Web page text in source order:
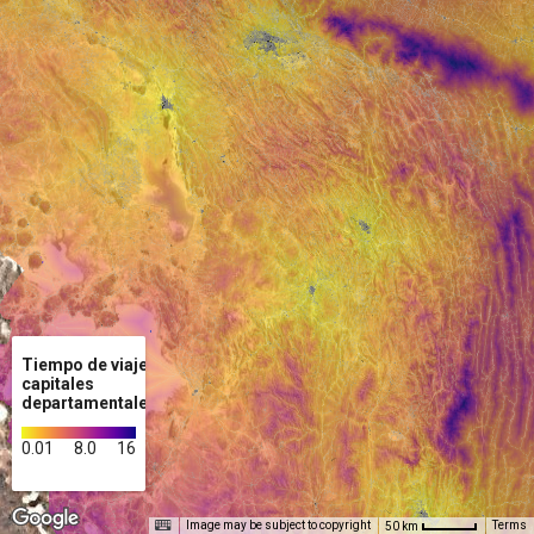
Tiempo de viaje
capitales
departamentales
0.01 8.0 16
Image may be subject to copyright 50 km Terms